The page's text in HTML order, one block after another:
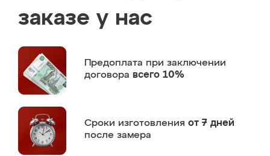
заказе у нас
Предоплата при заключении
договора всего 10%
Сроки изготовления от 7 дней
после замера